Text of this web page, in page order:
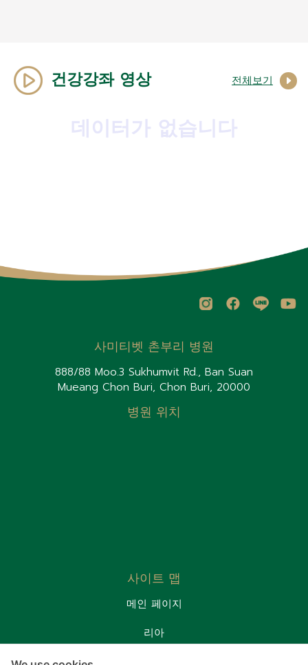
건강강좌 영상 전체보기
데이터가 없습니다
사미티벳 촌부리 병원
888/88 Moo.3 Sukhumvit Rd., Ban Suan
Mueang Chon Buri, Chon Buri, 20000
병원 위치
사이트 맵
메인 페이지
리아